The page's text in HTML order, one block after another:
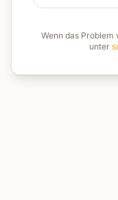
Wenn das
unter